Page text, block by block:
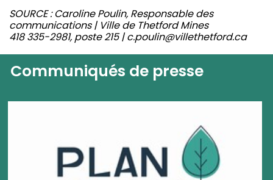
SOURCE : Caroline Poulin, Responsable des
communications | Ville de Thetford Mines
418 335-2981, poste 215 | c.poulin@villethetford.ca
Communiqués de presse